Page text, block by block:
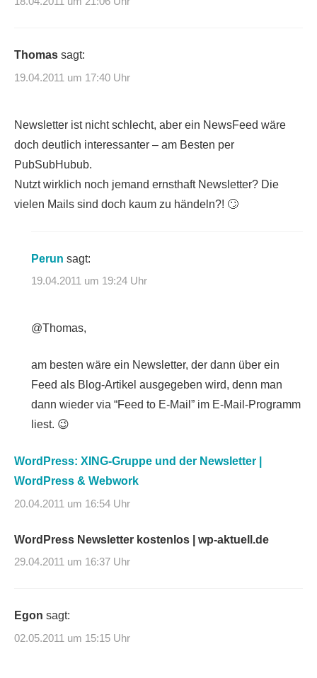
Thomas sagt:
19.04.2011 um 17:40 Uhr
Newsletter ist nicht schlecht, aber ein NewsFeed wäre
doch deutlich interessanter – am Besten per
PubSubHubub.
Nutzt wirklich noch jemand ernsthaft Newsletter? Die
vielen Mails sind doch kaum zu händeln?! 🙄
Perun sagt:
19.04.2011 um 19:24 Uhr
@Thomas,
am besten wäre ein Newsletter, der dann über ein
Feed als Blog-Artikel ausgegeben wird, denn man
dann wieder via “Feed to E-Mail” im E-Mail-Programm
liest. 😉
WordPress: XING-Gruppe und der Newsletter |
WordPress & Webwork
20.04.2011 um 16:54 Uhr
WordPress Newsletter kostenlos | wp-aktuell.de
29.04.2011 um 16:37 Uhr
Egon sagt:
02.05.2011 um 15:15 Uhr